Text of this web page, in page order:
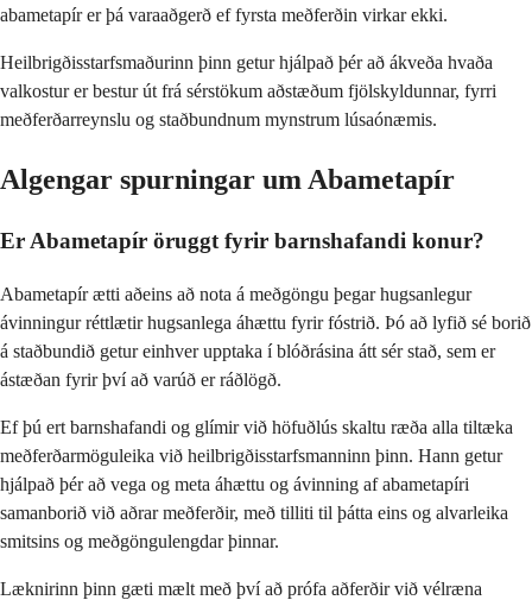
abametapír er þá varaaðgerð ef fyrsta meðferðin virkar ekki.
Heilbrigðisstarfsmaðurinn þinn getur hjálpað þér að ákveða hvaða
valkostur er bestur út frá sérstökum aðstæðum fjölskyldunnar, fyrri
meðferðarreynslu og staðbundnum mynstrum lúsaónæmis.
Algengar spurningar um Abametapír
Er Abametapír öruggt fyrir barnshafandi konur?
Abametapír ætti aðeins að nota á meðgöngu þegar hugsanlegur
ávinningur réttlætir hugsanlega áhættu fyrir fóstrið. Þó að lyfið sé borið
á staðbundið getur einhver upptaka í blóðrásina átt sér stað, sem er
ástæðan fyrir því að varúð er ráðlögð.
Ef þú ert barnshafandi og glímir við höfuðlús skaltu ræða alla tiltæka
meðferðarmöguleika við heilbrigðisstarfsmanninn þinn. Hann getur
hjálpað þér að vega og meta áhættu og ávinning af abametapíri
samanborið við aðrar meðferðir, með tilliti til þátta eins og alvarleika
smitsins og meðgöngulengdar þinnar.
Læknirinn þinn gæti mælt með því að prófa aðferðir við vélræna